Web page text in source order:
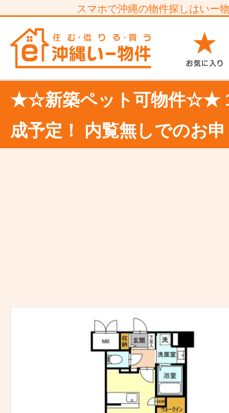
スマホで沖縄の物件探しはいー
★☆新築ペット可物件☆★
成予定！ 内覧無しでのお申